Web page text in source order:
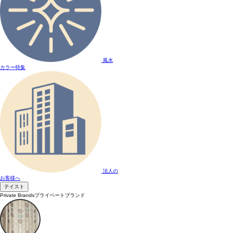
風水
カラー特集
法人の
お客様へ
テイスト
Private Brandsプライベートブランド